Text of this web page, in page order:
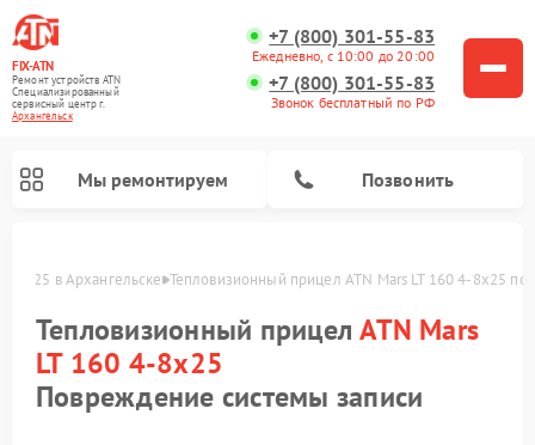
FIX-ATN
Ремонт устройств ATN
Специализированный
cервисный центр г.
Архангельск
+7 (800) 301-55-83
Ежедневно, с 10:00 до 20:00
+7 (800) 301-55-83
Звонок бесплатный по РФ
Мы ремонтируем Позвонить
8x25 в Архангельске Тепловизионный прицел ATN Mars LT 160 4-8x25
Тепловизионный прицелATN Mars
LT 160 4-8x25
Повреждение системы записи